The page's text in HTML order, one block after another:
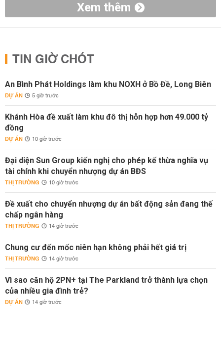
Xem thêm
TIN GIỜ CHÓT
An Bình Phát Holdings làm khu NOXH ở Bồ Đề, Long Biên
DỰ ÁN 5 giờ trước
Khánh Hòa đề xuất làm khu đô thị hỗn hợp hơn 49.000 tỷ
đồng
DỰ ÁN 10 giờ trước
Đại diện Sun Group kiến nghị cho phép kế thừa nghĩa vụ
tài chính khi chuyển nhượng dự án BĐS
THỊ TRƯỜNG 10 giờ trước
Đề xuất cho chuyển nhượng dự án bất động sản đang thế
chấp ngân hàng
THỊ TRƯỜNG 14 giờ trước
Chung cư đến mốc niên hạn không phải hết giá trị
THỊ TRƯỜNG 14 giờ trước
Vì sao căn hộ 2PN+ tại The Parkland trở thành lựa chọn
của nhiều gia đình trẻ?
DỰ ÁN 14 giờ trước